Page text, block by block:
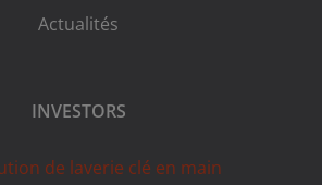
Actualités
INVESTORS
de laverie clé en main